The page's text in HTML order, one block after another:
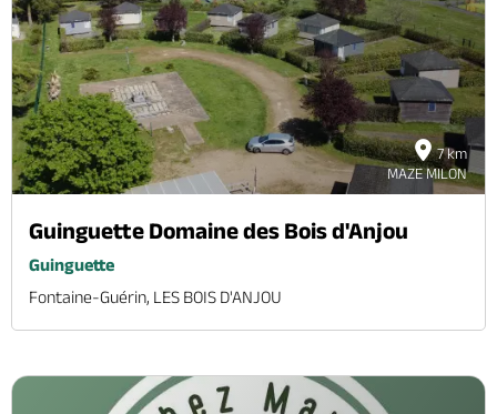
7 km
MAZE MILON
Guinguette Domaine des Bois d'Anjou
Guinguette
Fontaine-Guérin, LES BOIS D'ANJOU